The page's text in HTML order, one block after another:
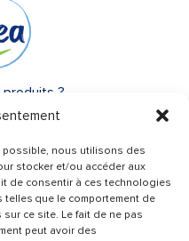
possible, nous utilisons des
stocker et/ou accéder aux
de consentir à ces technologies
que le comportement de
ce site. Le fait de ne pas
peut avoir des
conseil ?
?
?